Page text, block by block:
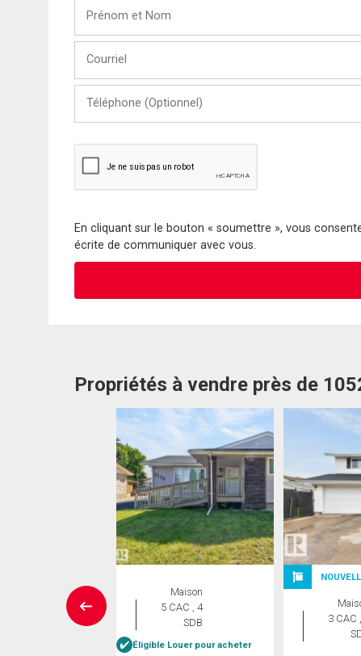
Nom
(Optionnel)
En cliquant sur le bouton « soumettre », vous
écrite de communiquer avec vous.
Propriétés à vendre près de
Maison
5 CAC , 4
SDB
Éligible Louer pour acheter
3 CAC